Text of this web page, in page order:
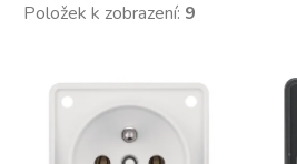
Položek k zobrazení: 9